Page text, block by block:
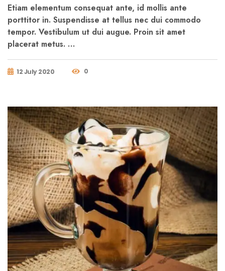
Etiam elementum consequat ante, id mollis ante
porttitor in. Suspendisse at tellus nec dui commodo
tempor. Vestibulum ut dui augue. Proin sit amet
placerat metus. …
12 July 2020 0